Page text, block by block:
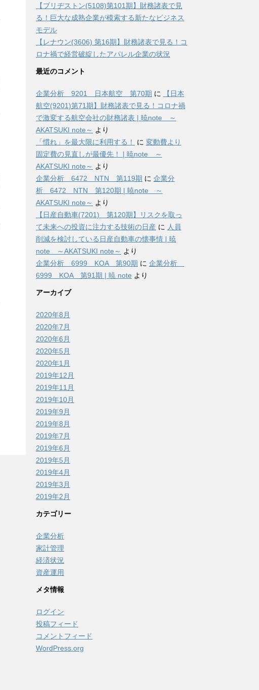
【ブリヂストン(5108)第101期】財務諸表で見
る！巨大な成熟企業が模索する新たなビジネス
モデル
【レナウン(3606) 第16期】財務諸表で見る！コ
ロナ禍で経営破綻したアパレル企業の状況
最近のコメント
企業分析 9201 日本航空 第70期 に
【日本
航空(9201)第71期】財務諸表で見る！コロナ禍
で激変する航空会社の財務諸表 | 暁note ～
AKATSUKI note～ より
「慣れ」を最大限に利用する！
に 変動費より
固定費の見直しが最優先！ | 暁note ～
AKATSUKI note～ より
企業分析 6472 NTN 第119期 に 企業分
析 6472 NTN 第120期 | 暁note ～
AKATSUKI note～ より
【日産自動車(7201) 第120期】リスクを取っ
て未来への投資に注力する技術の日産 に 人員
削減を検討している日産自動車の懐事情 | 暁
note ～AKATSUKI note～ より
企業分析 6999 KOA 第90期 に 企業分析
6999 KOA 第91期 | 暁 note より
アーカイブ
2020年8月
2020年7月
2020年6月
2020年5月
2020年1月
2019年12月
2019年11月
2019年10月
2019年9月
2019年8月
2019年7月
2019年6月
2019年5月
2019年4月
2019年3月
2019年2月
カテゴリー
企業分析
家計管理
経済状況
資産運用
メタ情報
ログイン
投稿フィード
コメントフィード
WordPress.org